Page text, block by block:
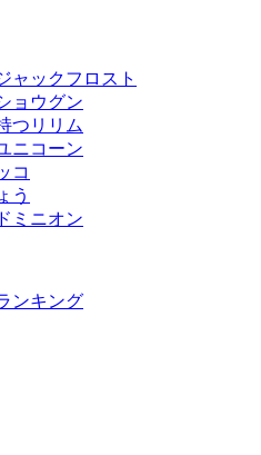
ャックフロスト
ョウグン
つリリム
ニコーン
コ
う
ミニオン
ンキング